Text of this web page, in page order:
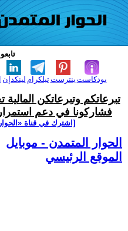
لينكدإن تيلكرامبنترست بودكاست
تبرعاتكم وتبرعاتكن
فشاركونا في دعم
[اشترك في قناة
الحوار المتمدن - موبايل
الموقع الرئيسي